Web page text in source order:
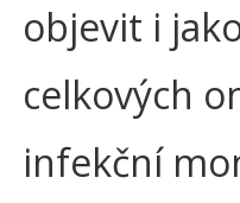
objevit i
celkových
infekční